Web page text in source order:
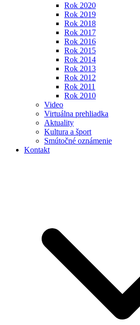
Rok 2020
Rok 2019
Rok 2018
Rok 2017
Rok 2016
Rok 2015
Rok 2014
Rok 2013
Rok 2012
Rok 2011
Rok 2010
Video
Virtuálna prehliadka
Aktuality
Kultura a šport
Smútočné oznámenie
Kontakt